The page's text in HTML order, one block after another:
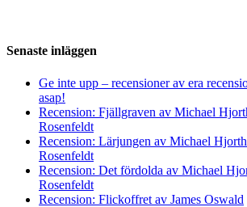
Senaste inläggen
Ge inte upp – recensioner av era
asap!
Recension: Fjällgraven av Michael
Rosenfeldt
Recension: Lärjungen av Michael
Rosenfeldt
Recension: Det fördolda av Michael
Rosenfeldt
Recension: Flickoffret av James Oswald